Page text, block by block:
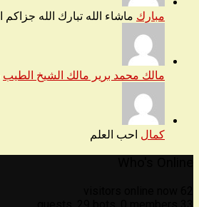
مبارك ماشاء الله تبارك الله جزاكم
مالك محمد برير مالك الشيخ الطيب
كمال احب العلم